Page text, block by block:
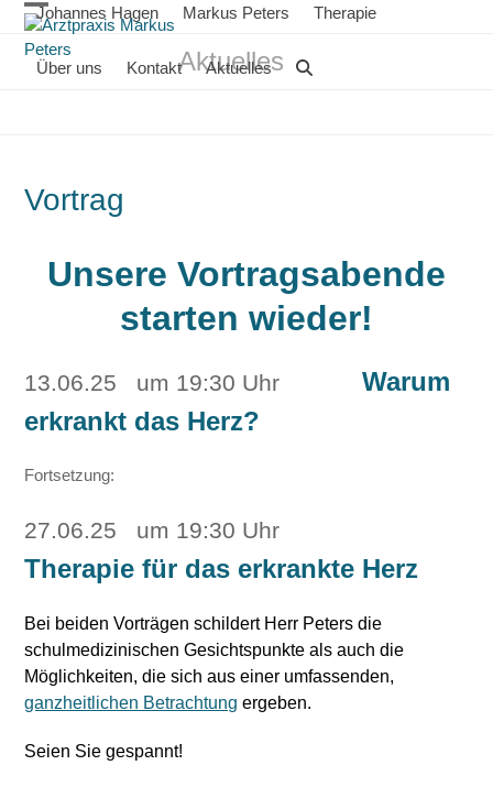
Skip
content
Johannes Hagen Markus Peters Therapie
Über uns Kontakt Aktuelles
Open
mobile
Close
mobile
Aktuelles
Vortrag
Unsere Vortragsabende
starten wieder!
13.06.25 um 19:30 Uhr
Warum
erkrankt das Herz?
Fortsetzung:
27.06.25 um 19:30 Uhr
Therapie für das erkrankte Herz
Bei beiden Vorträgen schildert Herr Peters die
schulmedizinischen Gesichtspunkte als auch die
Möglichkeiten, die sich aus einer umfassenden,
ganzheitlichen Betrachtung ergeben.
Seien Sie gespannt!